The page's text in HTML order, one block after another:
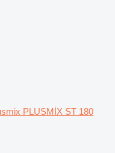
PLUSMİX ST 180